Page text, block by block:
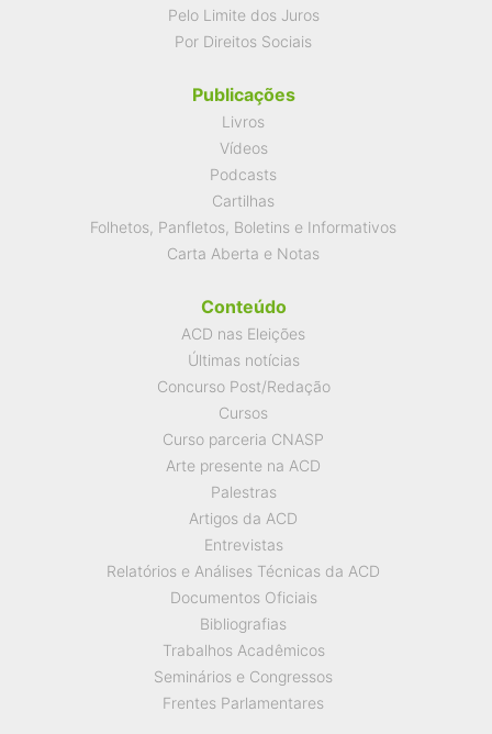
Pelo Limite dos Juros
Por Direitos Sociais
Publicações
Livros
Vídeos
Podcasts
Cartilhas
Folhetos, Panfletos, Boletins e Informativos
Carta Aberta e Notas
Conteúdo
ACD nas Eleições
Últimas notícias
Concurso Post/Redação
Cursos
Curso parceria CNASP
Arte presente na ACD
Palestras
Artigos da ACD
Entrevistas
Relatórios e Análises Técnicas da ACD
Documentos Oficiais
Bibliografias
Trabalhos Acadêmicos
Seminários e Congressos
Frentes Parlamentares